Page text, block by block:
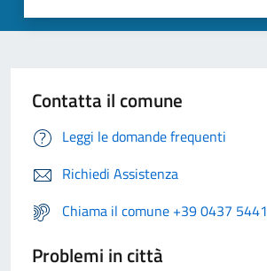
Contatta il comune
Leggi le domande frequenti
Richiedi Assistenza
Chiama il comune +39 0437 5441
Problemi in città